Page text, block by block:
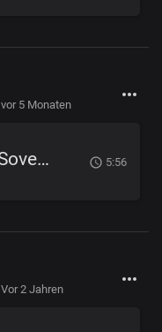
vor 5 Monaten
The Person Of Sovereign Majesty 5:56
Vor 2 Jahren